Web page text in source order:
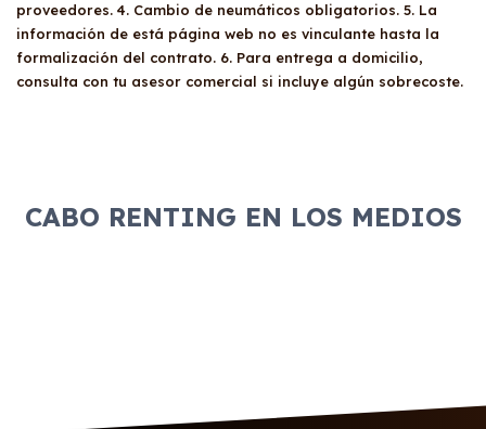
proveedores. 4. Cambio de neumáticos obligatorios. 5. La
información de está página web no es vinculante hasta la
formalización del contrato. 6. Para entrega a domicilio,
consulta con tu asesor comercial si incluye algún sobrecoste.
CABO RENTING EN LOS MEDIOS